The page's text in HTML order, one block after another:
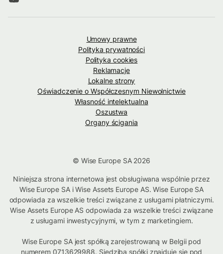
Umowy prawne
Polityka prywatności
Polityka cookies
Reklamacje
Lokalne strony
Oświadczenie o Współczesnym Niewolnictwie
Własność intelektualna
Oszustwa
Organy ścigania
© Wise Europe SA 2026
Niniejsza strona internetowa jest obsługiwana wspólnie przez
Wise Europe SA i Wise Assets Europe AS. Wise Europe SA
odpowiada za wszelkie treści związane z usługami płatniczymi.
Wise Assets Europe AS odpowiada za wszelkie treści związane
z usługami inwestycyjnymi, w tym z marketingiem.
Wise Europe SA jest spółką zarejestrowaną w Belgii pod
numerem 0713629988. Siedziba spółki znajduje się pod